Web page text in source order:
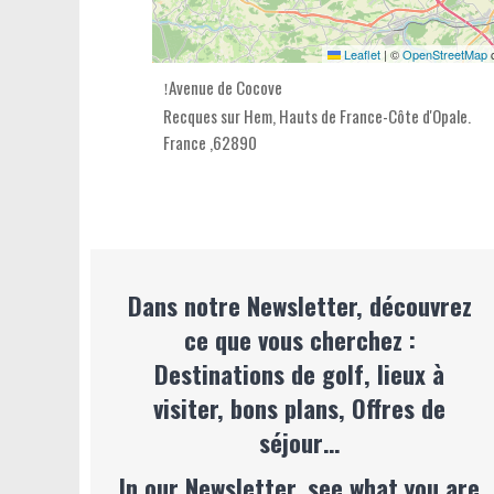
Leaflet | ©OpenStreetMap
Avenue de Cocove
Recques sur Hem, Hauts de France-Côte d'Opale.
France ,62890
Dans notre Newsletter, découvrez
ce que vous cherchez :
Destinations de golf, lieux à
visiter, bons plans, Offres de
séjour…